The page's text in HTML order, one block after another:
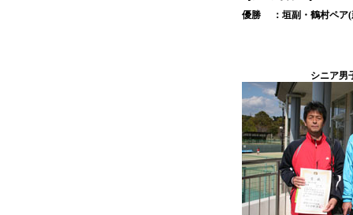
優勝
：垣副・鶴村ペ
シニア男